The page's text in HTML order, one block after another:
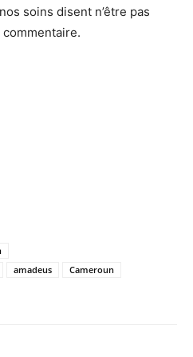
soins disent n’être pas
amadeus
Cameroun